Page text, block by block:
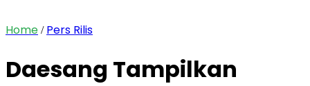
Home / Pers Rilis
Daesang Tampilkan